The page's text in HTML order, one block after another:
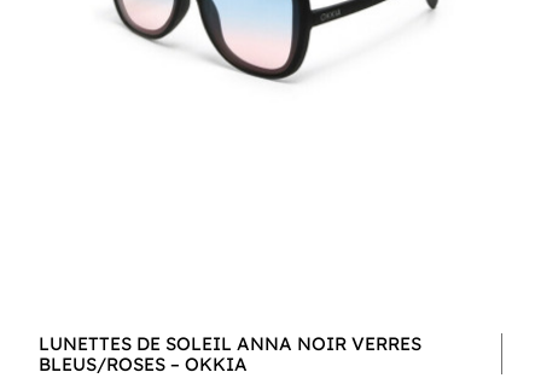
LUNETTES DE SOLEIL ANNA NOIR VERRES
BLEUS/ROSES – OKKIA